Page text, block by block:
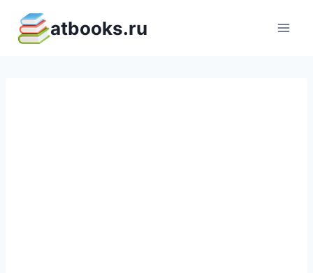
содержимому
atbooks.ru